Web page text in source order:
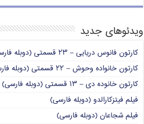
ویدئوهای جدید
کارتون فانوس دریایی – ۲۳ قسمتی (دوبله فارسی)
کارتون خانواده وحوش – ۲۲ قسمتی (دوبله فارسی)
کارتون خانوده دی – ۱۳ قسمتی (دوبله فارسی)
فیلم فیتزکارالدو (دوبله فارسی)
فیلم شجاعان (دوبله فارسی)